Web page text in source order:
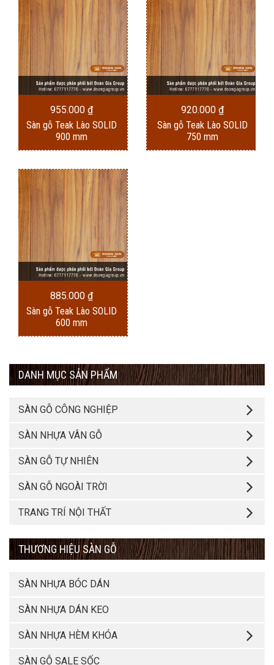
955.000 ₫
Sàn gỗ Teak Lào SOLID
900 mm
920.000 ₫
Sàn gỗ Teak Lào SOLID
750 mm
885.000 ₫
Sàn gỗ Teak Lào SOLID
600 mm
DANH MỤC SẢN PHẨM
SÀN GỖ CÔNG NGHIỆP
SÀN NHỰA VÂN GỖ
SÀN GỖ TỰ NHIÊN
SÀN GỖ NGOÀI TRỜI
TRANG TRÍ NỘI THẤT
THƯƠNG HIỆU SÀN GỖ
SÀN NHỰA BÓC DÁN
SÀN NHỰA DÁN KEO
SÀN NHỰA HÈM KHÓA
SÀN GỖ SALE SỐC